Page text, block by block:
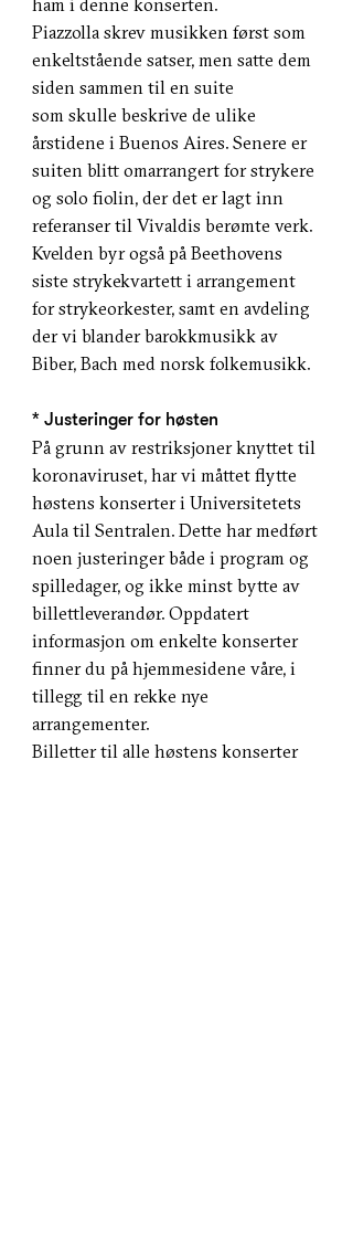
ham i denne konserten.
Piazzolla skrev musikken først som
enkeltstående satser, men satte dem
siden sammen til en suite
som skulle beskrive de ulike
årstidene i Buenos Aires. Senere er
suiten blitt omarrangert for strykere
og solo fiolin, der det er lagt inn
referanser til Vivaldis berømte verk.
Kvelden byr også på Beethovens
siste strykekvartett i arrangement
for strykeorkester, samt en avdeling
der vi blander barokkmusikk av
Biber, Bach med norsk folkemusikk.
* Justeringer for høsten
På grunn av restriksjoner knyttet til
koronaviruset, har vi måttet flytte
høstens konserter i Universitetets
Aula til Sentralen. Dette har medført
noen justeringer både i program og
spilledager, og ikke minst bytte av
billettleverandør. Oppdatert
informasjon om enkelte konserter
finner du på hjemmesidene våre, i
tillegg til en rekke nye
arrangementer.
Billetter til alle høstens konserter